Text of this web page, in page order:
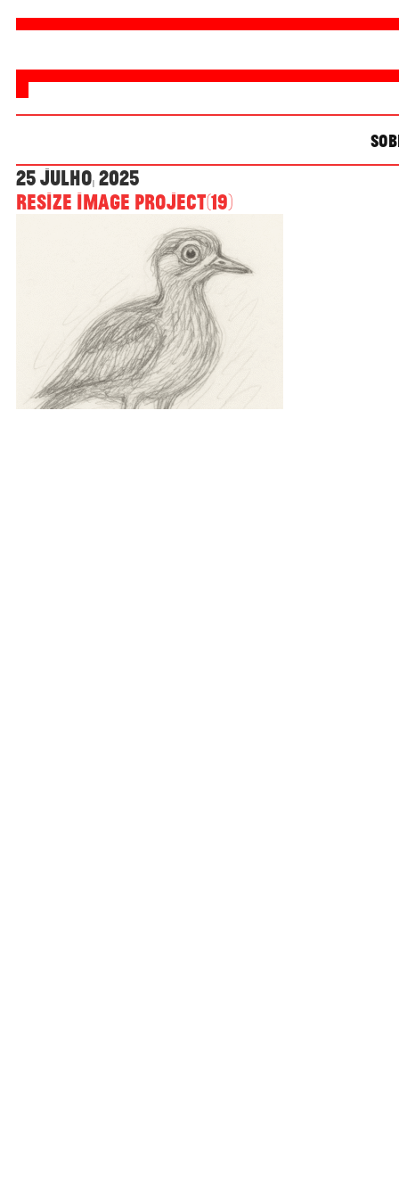
25 Julho, 2025
Resize image project(19)